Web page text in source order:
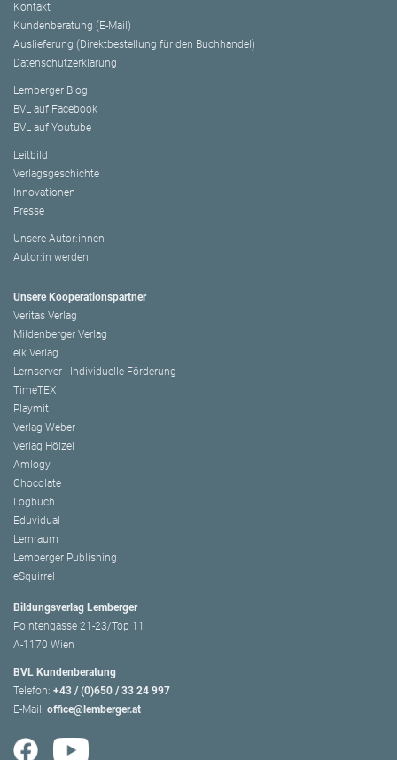
Kontakt
Kundenberatung (E-Mail)
Auslieferung (Direktbestellung für den Buchhandel)
Datenschutzerklärung
Lemberger Blog
BVL auf Facebook
BVL auf Youtube
Leitbild
Verlagsgeschichte
Innovationen
Presse
Unsere Autor:innen
Autor:in werden
Unsere Kooperationspartner
Veritas Verlag
Mildenberger Verlag
elk Verlag
Lernserver - Individuelle Förderung
TimeTEX
Playmit
Verlag Weber
Verlag Hölzel
Amlogy
Chocolate
Logbuch
Eduvidual
Lernraum
Lemberger Publishing
eSquirrel
Bildungsverlag Lemberger
Pointengasse 21-23/Top 11
A-1170 Wien
BVL Kundenberatung
Telefon: +43 / (0)650 / 33 24 997
E-Mail: office@lemberger.at